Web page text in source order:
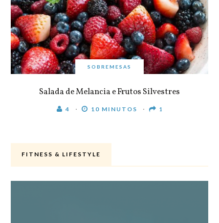
SOBREMESAS
Salada de Melancia e Frutos Silvestres
4 10 MINUTOS 1
FITNESS & LIFESTYLE